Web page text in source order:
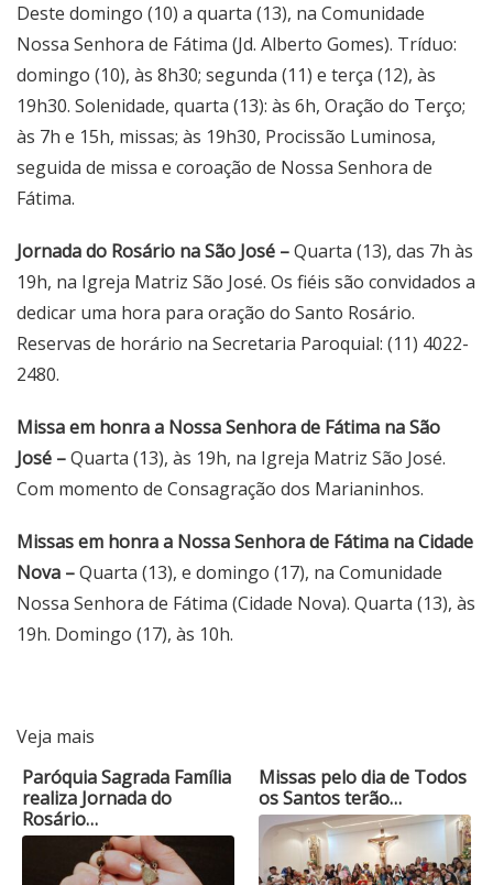
Deste domingo (10) a quarta (13), na Comunidade
Nossa Senhora de Fátima (Jd. Alberto Gomes). Tríduo:
domingo (10), às 8h30; segunda (11) e terça (12), às
19h30. Solenidade, quarta (13): às 6h, Oração do Terço;
às 7h e 15h, missas; às 19h30, Procissão Luminosa,
seguida de missa e coroação de Nossa Senhora de
Fátima.
Jornada do Rosário na São José –Quarta (13), das 7h às
19h, na Igreja Matriz São José. Os fiéis são convidados a
dedicar uma hora para oração do Santo Rosário.
Reservas de horário na Secretaria Paroquial: (11) 4022-
2480.
Missa em honra a Nossa Senhora de Fátima na São
José –Quarta (13), às 19h, na Igreja Matriz São José.
Com momento de Consagração dos Marianinhos.
Missas em honra a Nossa Senhora de Fátima na Cidade
Nova –Quarta (13), e domingo (17), na Comunidade
Nossa Senhora de Fátima (Cidade Nova). Quarta (13), às
19h. Domingo (17), às 10h.
Veja mais
Paróquia Sagrada Família
realiza Jornada do
Rosário…
Missas pelo dia de Todos
os Santos terão…